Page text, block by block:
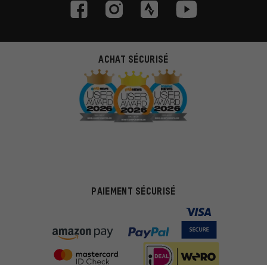
ACHAT SÉCURISÉ
PAIEMENT SÉCURISÉ